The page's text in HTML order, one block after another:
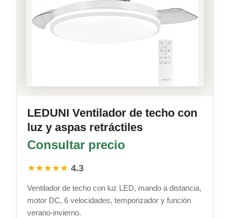
LEDUNI Ventilador de techo con
luz y aspas retráctiles
Consultar precio
★★★★★ 4.3
Ventilador de techo con luz LED, mando a distancia,
motor DC, 6 velocidades, temporizador y función
verano-invierno.